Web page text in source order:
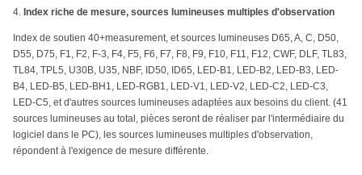
4. Index riche de mesure, sources lumineuses multiples d'observation
Index de soutien 40+measurement, et sources lumineuses D65, A, C, D50,
D55, D75, F1, F2, F-3, F4, F5, F6, F7, F8, F9, F10, F11, F12, CWF, DLF, TL83,
TL84, TPL5, U30B, U35, NBF, ID50, ID65, LED-B1, LED-B2, LED-B3, LED-
B4, LED-B5, LED-BH1, LED-RGB1, LED-V1, LED-V2, LED-C2, LED-C3,
LED-C5, et d'autres sources lumineuses adaptées aux besoins du client. (41
sources lumineuses au total, pièces seront de réaliser par l'intermédiaire du
logiciel dans le PC), les sources lumineuses multiples d'observation,
répondent à l'exigence de mesure différente.